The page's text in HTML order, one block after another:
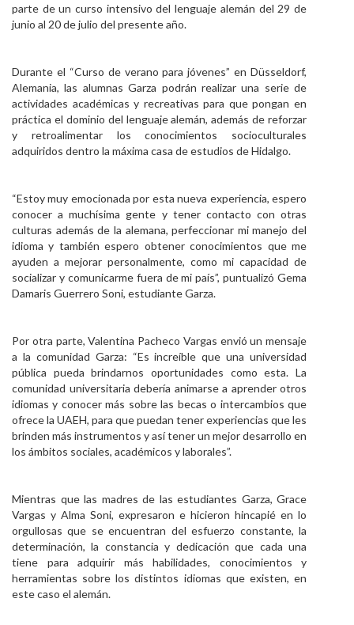
parte de un curso intensivo del lenguaje alemán del 29 de
junio al 20 de julio del presente año.
Durante el “Curso de verano para jóvenes” en Düsseldorf,
Alemania, las alumnas Garza podrán realizar una serie de
actividades académicas y recreativas para que pongan en
práctica el dominio del lenguaje alemán, además de reforzar
y retroalimentar los conocimientos socioculturales
adquiridos dentro la máxima casa de estudios de Hidalgo.
“Estoy muy emocionada por esta nueva experiencia, espero
conocer a muchísima gente y tener contacto con otras
culturas además de la alemana, perfeccionar mi manejo del
idioma y también espero obtener conocimientos que me
ayuden a mejorar personalmente, como mi capacidad de
socializar y comunicarme fuera de mi país”, puntualizó Gema
Damaris Guerrero Soni, estudiante Garza.
Por otra parte, Valentina Pacheco Vargas envió un mensaje
a la comunidad Garza: “Es increíble que una universidad
pública pueda brindarnos oportunidades como esta. La
comunidad universitaria debería animarse a aprender otros
idiomas y conocer más sobre las becas o intercambios que
ofrece la UAEH, para que puedan tener experiencias que les
brinden más instrumentos y así tener un mejor desarrollo en
los ámbitos sociales, académicos y laborales”.
Mientras que las madres de las estudiantes Garza, Grace
Vargas y Alma Soni, expresaron e hicieron hincapié en lo
orgullosas que se encuentran del esfuerzo constante, la
determinación, la constancia y dedicación que cada una
tiene para adquirir más habilidades, conocimientos y
herramientas sobre los distintos idiomas que existen, en
este caso el alemán.